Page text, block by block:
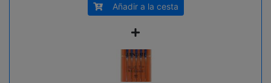
Añadir a la cesta
+